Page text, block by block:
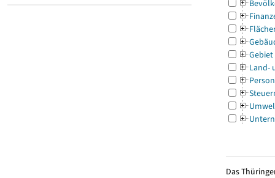
Gebiet
Land-
Das